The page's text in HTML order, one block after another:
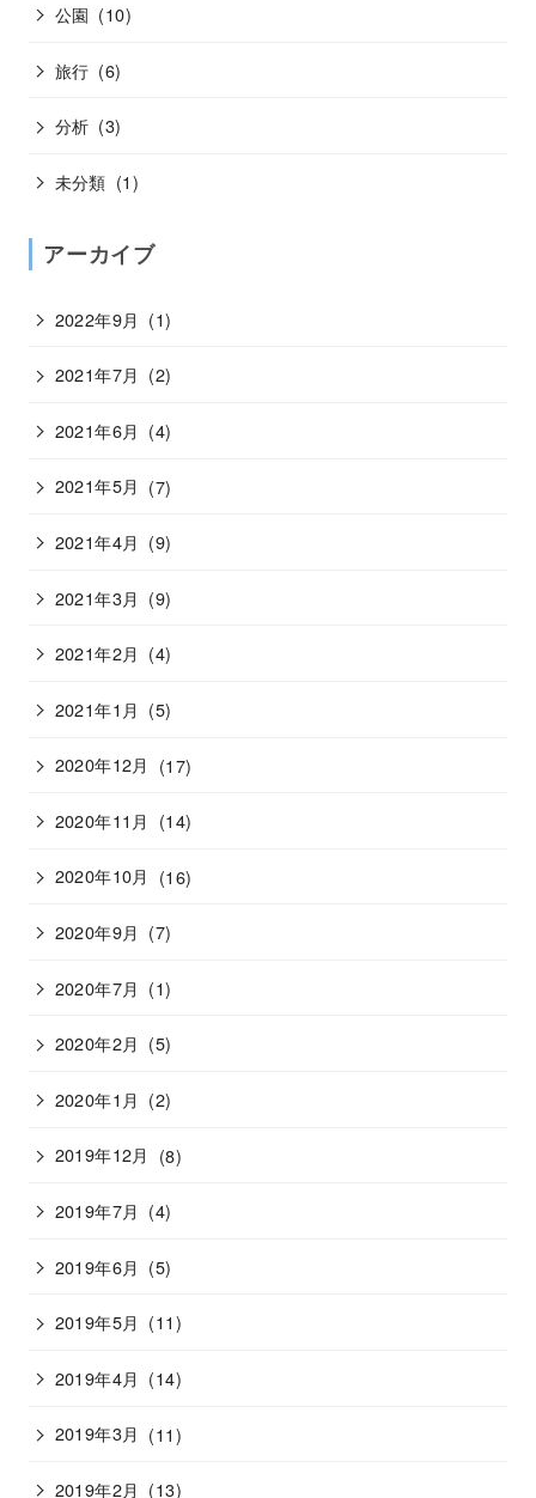
公園 (10)
旅行 (6)
分析 (3)
未分類 (1)
アーカイブ
2022年9月 (1)
2021年7月 (2)
2021年6月 (4)
2021年5月 (7)
2021年4月 (9)
2021年3月 (9)
2021年2月 (4)
2021年1月 (5)
2020年12月 (17)
2020年11月 (14)
2020年10月 (16)
2020年9月 (7)
2020年7月 (1)
2020年2月 (5)
2020年1月 (2)
2019年12月 (8)
2019年7月 (4)
2019年6月 (5)
2019年5月 (11)
2019年4月 (14)
2019年3月 (11)
2019年2月 (13)